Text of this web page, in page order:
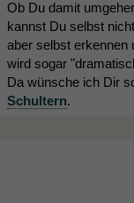
Ob Du damit
kannst Du selbst
aber selbst erkennen
wird sogar
Da wünsche ich Dir
Schultern.